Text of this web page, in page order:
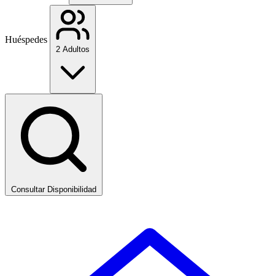
Huéspedes
2 Adultos
Consultar Disponibilidad